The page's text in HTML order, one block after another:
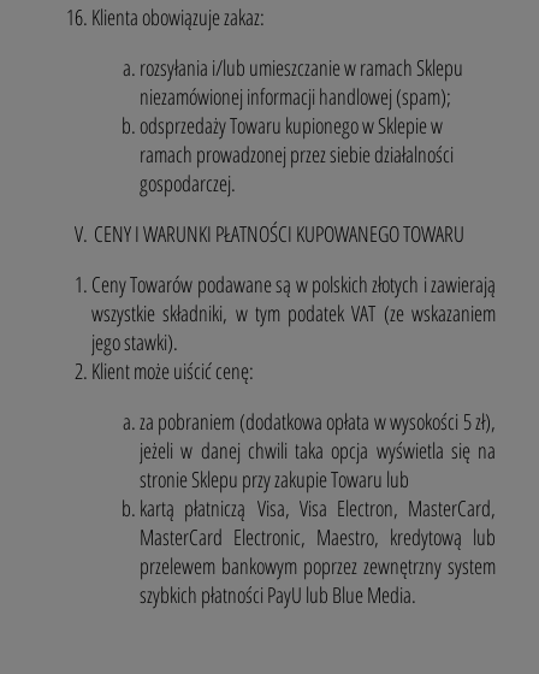
Klienta obowiązuje zakaz:
rozsyłania i/lub umieszczanie w ramach Sklepu
niezamówionej informacji handlowej (spam);
odsprzedaży Towaru kupionego w Sklepie w
ramach prowadzonej przez siebie działalności
gospodarczej.
V. CENY I WARUNKI PŁATNOŚCI KUPOWANEGO TOWARU
Ceny Towarów podawane są w polskich złotych i zawierają
wszystkie składniki, w tym podatek VAT (ze wskazaniem
jego stawki).
Klient może uiścić cenę:
za pobraniem (dodatkowa opłata w wysokości 5 zł),
jeżeli w danej chwili taka opcja wyświetla się na
stronie Sklepu przy zakupie Towaru lub
kartą płatniczą Visa, Visa Electron, MasterCard,
MasterCard Electronic, Maestro, kredytową lub
przelewem bankowym poprzez zewnętrzny system
szybkich płatności PayU lub Blue Media.